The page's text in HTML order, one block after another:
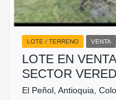
LOTE / TERRENO VENTA
LOTE EN
SECTOR
El Peñol, Antioquia,